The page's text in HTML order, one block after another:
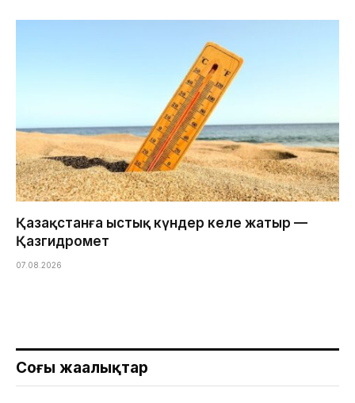
Қазақстанға ыстық күндер келе жатыр —
Қазгидромет
07.08.2026
Соңғы жаңалықтар